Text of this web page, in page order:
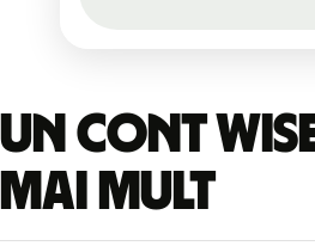
Un cont
mai mult